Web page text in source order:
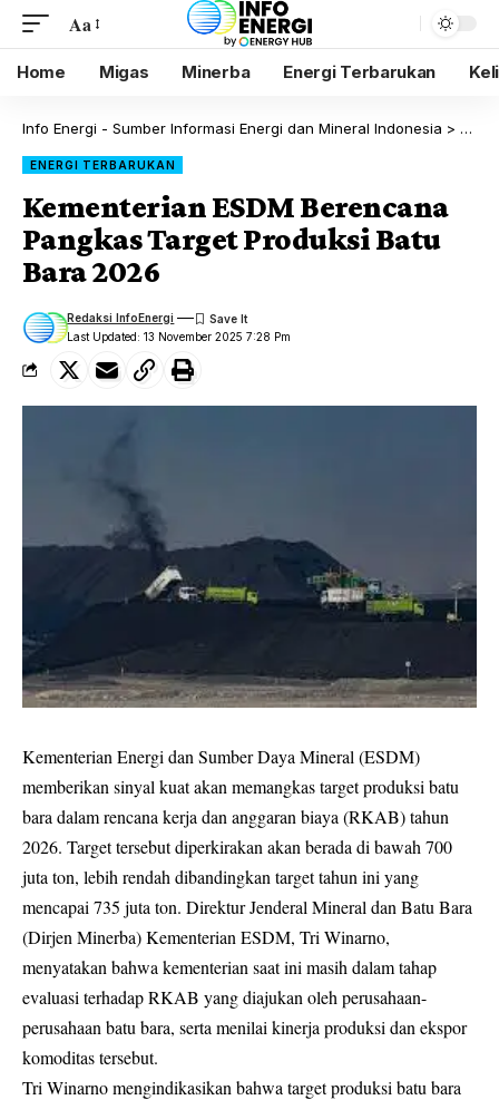
Aa
Home Migas Minerba Energi Terbarukan
Info Energi - Sumber Informasi Energi dan Mineral Indonesia > Blog
ENERGI TERBARUKAN
Kementerian ESDM Berencana
Pangkas Target Produksi Batu
Bara 2026
Last Updated: 13 November 2025 7:28 Pm
Redaksi InfoEnergi
Kementerian Energi dan Sumber Daya Mineral (ESDM)
memberikan sinyal kuat akan memangkas target produksi batu
bara dalam rencana kerja dan anggaran biaya (RKAB) tahun
2026. Target tersebut diperkirakan akan berada di bawah 700
juta ton, lebih rendah dibandingkan target tahun ini yang
mencapai 735 juta ton. Direktur Jenderal Mineral dan Batu Bara
(Dirjen Minerba) Kementerian ESDM, Tri Winarno,
menyatakan bahwa kementerian saat ini masih dalam tahap
evaluasi terhadap RKAB yang diajukan oleh perusahaan-
perusahaan batu bara, serta menilai kinerja produksi dan ekspor
komoditas tersebut.
Tri Winarno mengindikasikan bahwa target produksi batu bara